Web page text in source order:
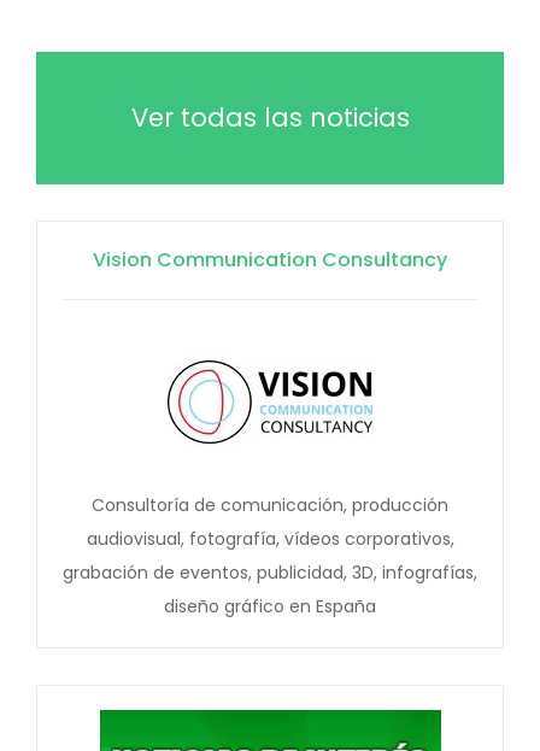
Ver todas las noticias
Vision Communication Consultancy
Consultoría de comunicación, producción
audiovisual, fotografía, vídeos corporativos,
grabación de eventos, publicidad, 3D, infografías,
diseño gráfico en España